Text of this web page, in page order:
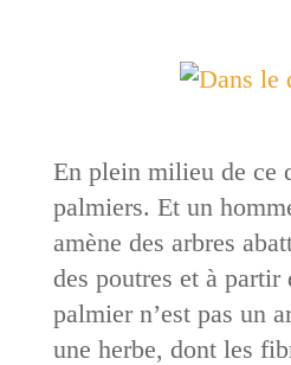
En plein milieu de ce
palmiers. Et un
amène des arbres
des poutres et à partir
palmier n’est pas un
une herbe, dont les